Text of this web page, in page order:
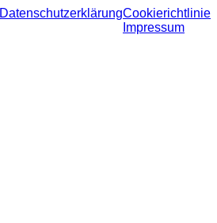
DatenschutzerklärungCookierichtlinie
Impressum